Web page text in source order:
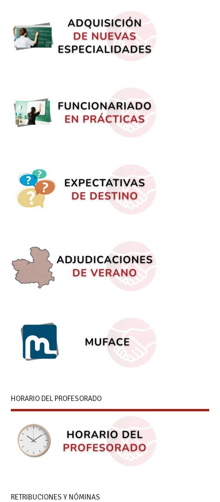
HORARIO DEL PROFESORADO
RETRIBUCIONES Y NÓMINAS